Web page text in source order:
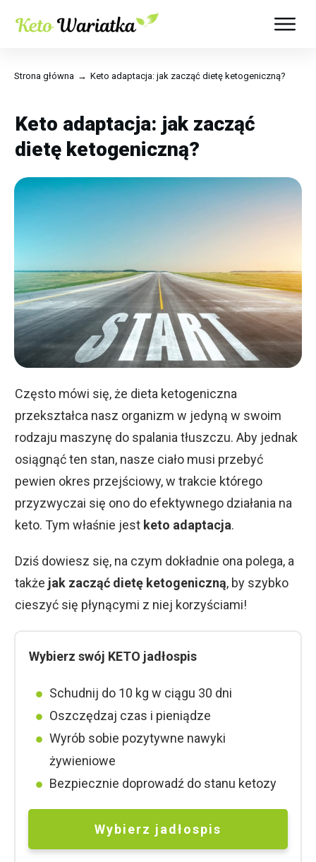
Strona główna → Keto adaptacja: jak zacząć dietę ketogeniczną?
Keto adaptacja: jak zacząć
dietę ketogeniczną?
Często mówi się, że dieta ketogeniczna
przekształca nasz organizm w jedyną w swoim
rodzaju maszynę do spalania tłuszczu. Aby jednak
osiągnąć ten stan, nasze ciało musi przebyć
pewien okres przejściowy, w trakcie którego
przyzwyczai się ono do efektywnego działania na
keto. Tym właśnie jest keto adaptacja.
Dziś dowiesz się, na czym dokładnie ona polega, a
także jak zacząć dietę ketogeniczną, by szybko
cieszyć się płynącymi z niej korzyściami!
Wybierz swój KETO jadłospis
Schudnij do 10 kg w ciągu 30 dni
Oszczędzaj czas i pieniądze
Wyrób sobie pozytywne nawyki
żywieniowe
Bezpiecznie doprowadź do stanu ketozy
Wybierz jadłospis